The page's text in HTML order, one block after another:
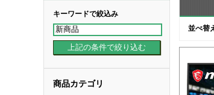
キーワードで絞込み
商品カテゴリ
並べ替